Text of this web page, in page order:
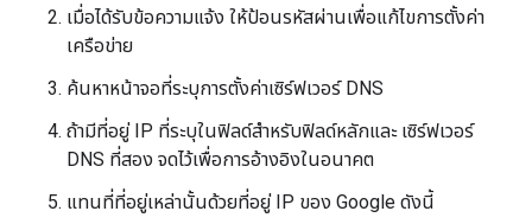
เมื่อได้รับข้อความแจ้ง ให้ป้อนรหัสผ่านเพื่อแก้ไขการตั้งค่า
เครือข่าย
ค้นหาหน้าจอที่ระบุการตั้งค่าเซิร์ฟเวอร์ DNS
ถ้ามีที่อยู่ IP ที่ระบุในฟิลด์สำหรับฟิลด์หลักและ เซิร์ฟเวอร์
DNS ที่สอง จดไว้เพื่อการอ้างอิงในอนาคต
แทนที่ที่อยู่เหล่านั้นด้วยที่อยู่ IP ของ Google ดังนี้